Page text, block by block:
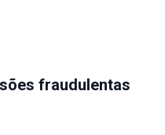
fraudulentas